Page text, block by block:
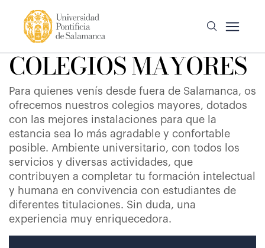
COLEGIOS MAYORES
Para quienes venís desde fuera de Salamanca, os
ofrecemos nuestros colegios mayores, dotados
con las mejores instalaciones para que la
estancia sea lo más agradable y confortable
posible. Ambiente universitario, con todos los
servicios y diversas actividades, que
contribuyen a completar tu formación intelectual
y humana en convivencia con estudiantes de
diferentes titulaciones. Sin duda, una
experiencia muy enriquecedora.